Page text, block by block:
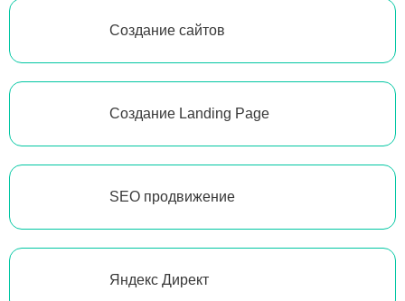
Создание сайтов
Создание Landing Page
SEO продвижение
Яндекс Директ